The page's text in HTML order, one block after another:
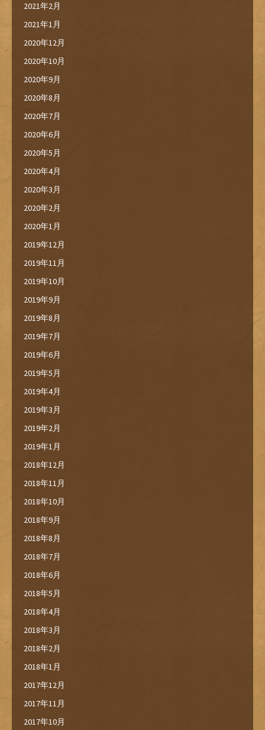
2021年2月
2021年1月
2020年12月
2020年10月
2020年9月
2020年8月
2020年7月
2020年6月
2020年5月
2020年4月
2020年3月
2020年2月
2020年1月
2019年12月
2019年11月
2019年10月
2019年9月
2019年8月
2019年7月
2019年6月
2019年5月
2019年4月
2019年3月
2019年2月
2019年1月
2018年12月
2018年11月
2018年10月
2018年9月
2018年8月
2018年7月
2018年6月
2018年5月
2018年4月
2018年3月
2018年2月
2018年1月
2017年12月
2017年11月
2017年10月